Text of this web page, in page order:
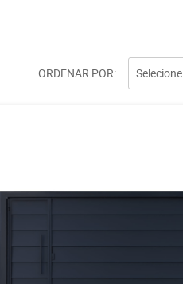
ORDENAR POR Selecione